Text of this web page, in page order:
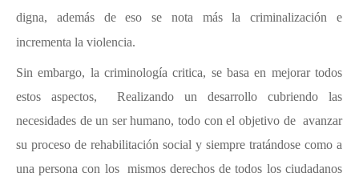
digna, además de eso se nota más la criminalización e
incrementa la violencia.
Sin embargo, la criminología critica, se basa en mejorar todos
estos aspectos, Realizando un desarrollo cubriendo las
necesidades de un ser humano, todo con el objetivo de avanzar
su proceso de rehabilitación social y siempre tratándose como a
una persona con los mismos derechos de todos los ciudadanos